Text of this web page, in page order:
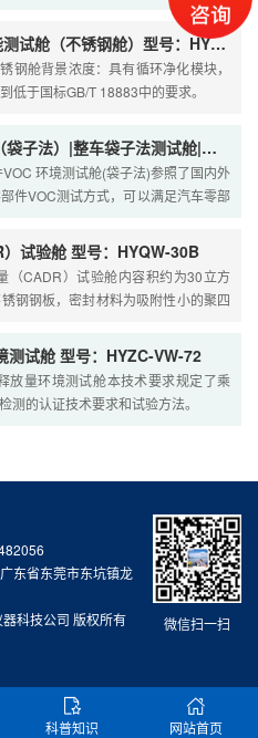
过20吨的各类车型,在试验时能提
条件。
3m³空气净化器性能测试舱（不锈钢舱）型号：HYQW-3G
钢舱背景浓度：具有循环净化模块，
低于国标GB/T 18883中的要求。
汽车零部件环境舱（袋子法）|整车袋子法测试舱|袋子法气候舱 型号：HYDV
环境测试舱(袋子法)参照了国内外
件VOC测试方式，可以满足汽车零部
环...
试验舱 型号：HYQW-30B
（CADR）试验舱内容积约为30立方
钢钢板，密封材料为吸附性小的聚四
粒物，又能清...
测试舱 型号：HYZC-VW-72
放量环境测试舱​本技术要求规定了乘
测的认证技术要求和试验方法。
微信扫一扫
东省东莞市东坑镇龙
科技公司 版权所有
科普知识 网站首页